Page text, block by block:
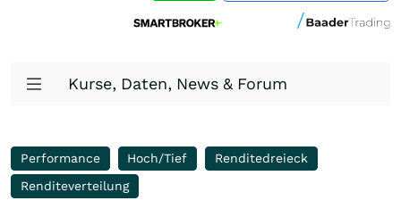
Kurse, Daten, News & Forum
Performance Hoch/Tief
Renditedreieck
Renditeverteilung